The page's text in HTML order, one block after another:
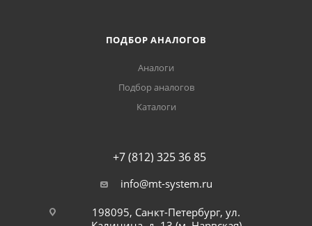
ПОДБОР АНАЛОГОВ
Аналоги
Подбор аналогов
Каталоги
+7 (812) 325 36 85
info@mt-system.ru
198095, Санкт-Петербург, ул.